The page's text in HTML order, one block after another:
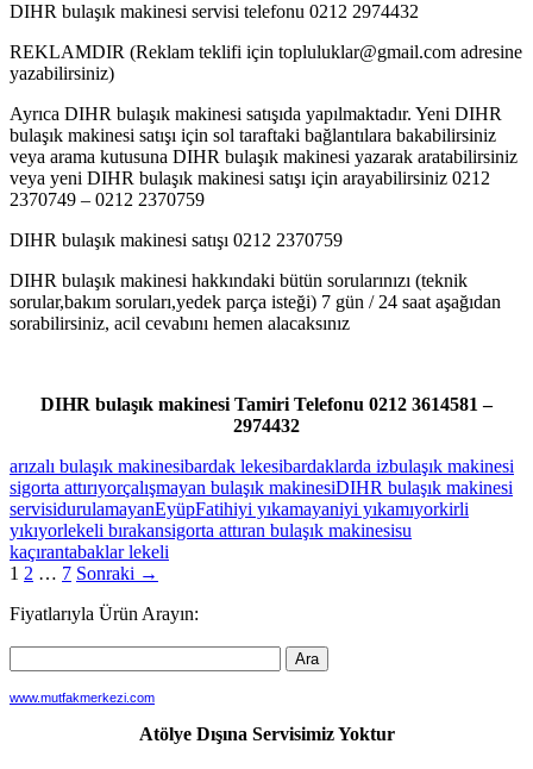
DIHR bulaşık makinesi servisi telefonu 0212 2974432
REKLAMDIR (Reklam teklifi için topluluklar@gmail.com adresine
yazabilirsiniz)
Ayrıca DIHR bulaşık makinesi satışıda yapılmaktadır. Yeni DIHR
bulaşık makinesi satışı için sol taraftaki bağlantılara bakabilirsiniz
veya arama kutusuna DIHR bulaşık makinesi yazarak aratabilirsiniz
veya yeni DIHR bulaşık makinesi satışı için arayabilirsiniz 0212
2370749 – 0212 2370759
DIHR bulaşık makinesi satışı 0212 2370759
DIHR bulaşık makinesi hakkındaki bütün sorularınızı (teknik
sorular,bakım soruları,yedek parça isteği) 7 gün / 24 saat aşağıdan
sorabilirsiniz, acil cevabını hemen alacaksınız
DIHR bulaşık makinesi Tamiri Telefonu 0212 3614581 –
2974432
arızalı bulaşık makinesibardak lekesibardaklarda izbulaşık makinesi
sigorta attırıyorçalışmayan bulaşık makinesiDIHR bulaşık makinesi
servisidurulamayanEyüpFatihiyi yıkamayaniyi yıkamıyorkirli
yıkıyorlekeli bırakansigorta attıran bulaşık makinesisu
kaçırantabaklar lekeli
Yazı
1 2 … 7 Sonraki →
Fiyatlarıyla Ürün Arayın:
www.mutfakmerkezi.com
Atölye Dışına Servisimiz Yoktur